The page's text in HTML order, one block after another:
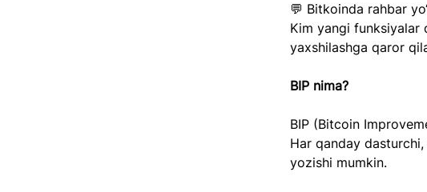
💬 Bitkoinda rahbar
Kim yangi funksiyalar
yaxshilashga qaror
BIP nima?
BIP (Bitcoin
Har qanday dasturchi,
yozishi mumkin.